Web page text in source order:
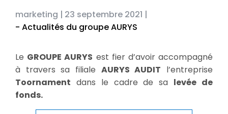
marketing | 23 septembre 2021 |
- Actualités du groupe AURYS
Le GROUPE AURYS est fier d’avoir accompagné
à travers sa filiale AURYS AUDIT l’entreprise
Toornament dans le cadre de sa levée de
fonds.